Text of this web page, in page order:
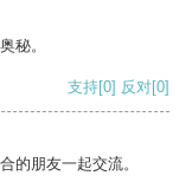
秘。
支持[0] 反对[0]
的朋友一起交流。